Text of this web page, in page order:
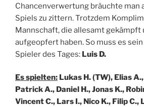
Chancenverwertung bräuchte man
Spiels zu zittern. Trotzdem
Mannschaft, die allesamt gekämpft
aufgeopfert haben. So muss es sein
Spieler des Tages: Luis D.
Es spielten: Lukas H. (TW), Elias
Patrick A., Daniel H., Jonas K.,
Vincent C., Lars I., Nico K., Filip C.,